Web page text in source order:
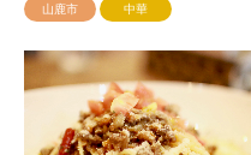
山鹿市 中華